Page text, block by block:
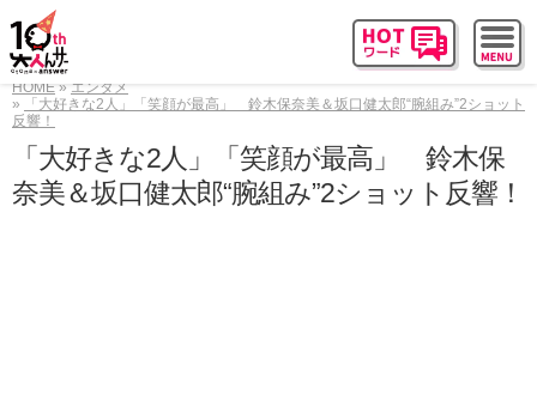
HOME
エンタメ
「大好きな2人」「笑顔が最高」 鈴木保奈美＆坂口健太郎“腕組み”2ショット
反響！
「大好きな2人」「笑顔が最高」 鈴木保
奈美＆坂口健太郎“腕組み”2ショット反響！